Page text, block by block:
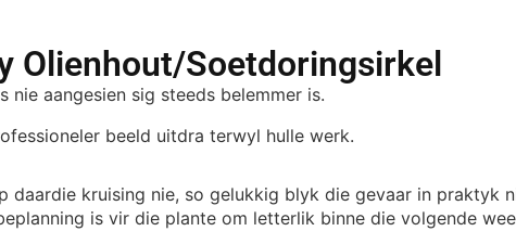
Olienhout/Soetdoringsirkel
aangesien sig steeds belemmer is.
beeld uitdra terwyl hulle werk.
daardie kruising nie, so gelukkig blyk die gevaar in praktyk
is vir die plante om letterlik binne die volgende